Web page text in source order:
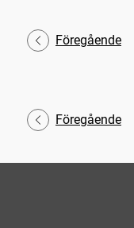
Föregående
Föregående